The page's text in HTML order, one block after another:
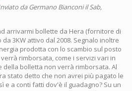
daGermano Bianconiil Sab,
arrivarmi bollette da Hera (fornitore di
3KW attivo dal 2008. Segnalo inoltre
prodotta con lo scambio sul posto
rimborsata, come i servizi vari in
della bolletta non verrà rimborsata. Al
stato detto che non avrei più pagato le
e a conti fatti dov'è il guadagno? Su un